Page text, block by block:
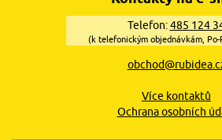
Telefon:485 124
(k telefonickým objednávkám, Po-
Více kontaktů
Ochrana osobních